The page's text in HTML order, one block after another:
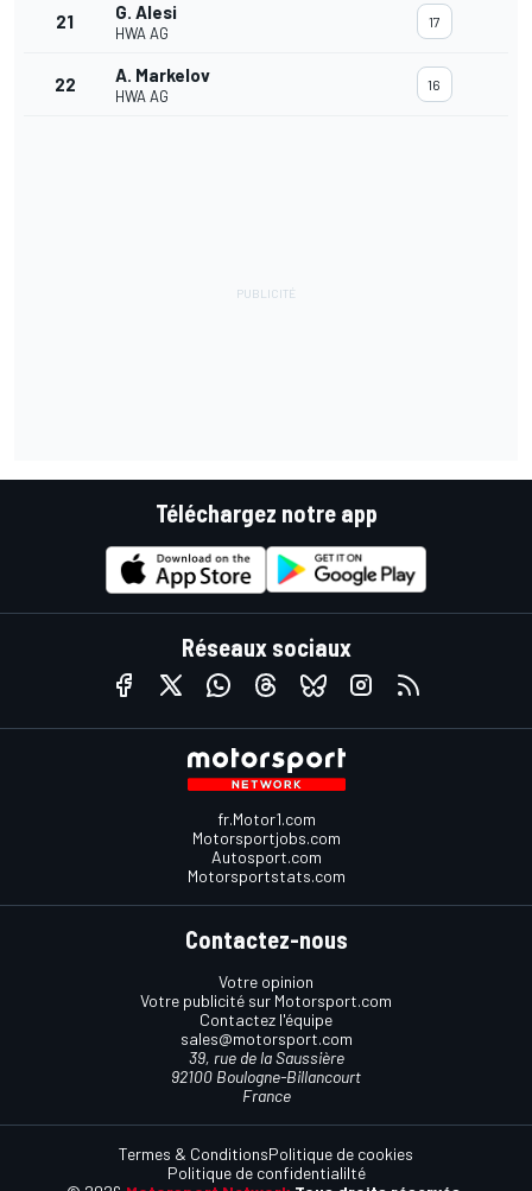
21 G. Alesi
HWA AG
17
22 A. Markelov
HWA AG
16
Téléchargez notre app
Réseaux sociaux
fr.Motor1.com
Motorsportjobs.com
Autosport.com
Motorsportstats.com
Contactez-nous
Votre opinion
Votre publicité sur Motorsport.com
Contactez l'équipe
sales@motorsport.com
39, rue de la Saussière
92100 Boulogne-Billancourt
France
Termes & ConditionsPolitique de cookies
Politique de confidentialilté